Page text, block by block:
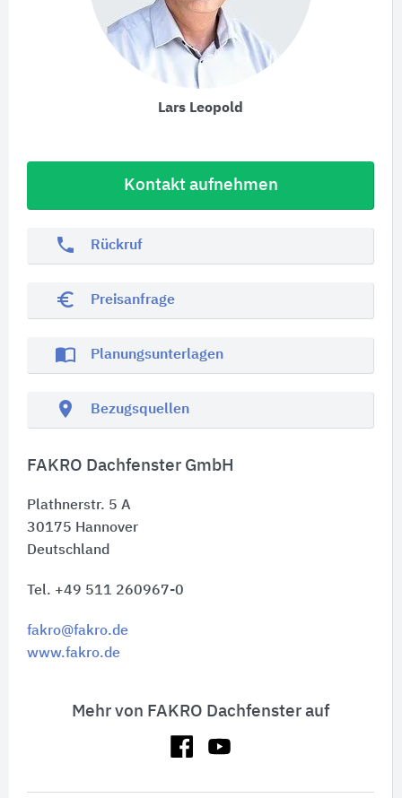
Lars Leopold
Kontakt aufnehmen
phone Rückruf
euro_symbol Preisanfrage
import_contacts Planungsunterlagen
location_on Bezugsquellen
FAKRO Dachfenster GmbH
Plathnerstr. 5 A
30175 Hannover
Deutschland
Tel. +49 511 260967-0
fakro@fakro.de
www.fakro.de
Mehr von FAKRO Dachfenster auf